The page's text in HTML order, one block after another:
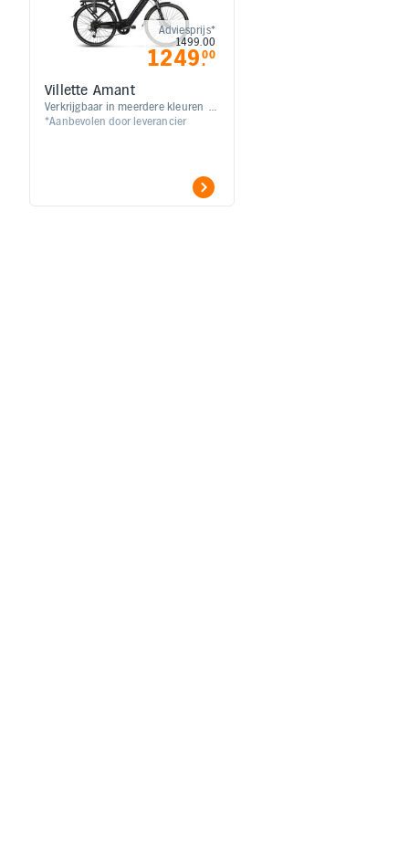
Adviesprijs*
1499.00
1249.00
Villette Amant
Verkrijgbaar in meerdere kleuren |
Krachtige accu | Soepele motor |
*Aanbevolen door leverancier